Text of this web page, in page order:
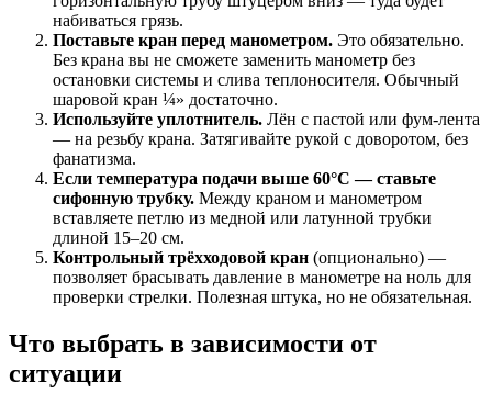
набиваться грязь.
Поставьте кран перед манометром. Это обязательно.
Без крана вы не сможете заменить манометр без
остановки системы и слива теплоносителя. Обычный
шаровой кран ¼» достаточно.
Используйте уплотнитель. Лён с пастой или фум-лента
— на резьбу крана. Затягивайте рукой с доворотом, без
фанатизма.
Если температура подачи выше 60°C — ставьте
сифонную трубку. Между краном и манометром
вставляете петлю из медной или латунной трубки
длиной 15–20 см.
Контрольный трёхходовой кран (опционально) —
позволяет брасывать давление в манометре на ноль для
проверки стрелки. Полезная штука, но не обязательная.
Что выбрать в зависимости от
ситуации